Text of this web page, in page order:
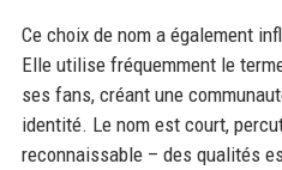
Ce choix de nom a également
Elle utilise fréquemment le
ses fans, créant une
identité. Le nom est court,
reconnaissable – des qualités